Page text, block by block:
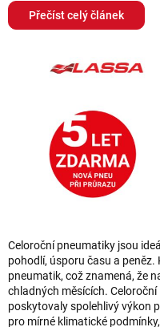
Přečíst celý článek
Celoroční pneumatiky jsou
pohodlí, úsporu času a
pneumatik, což znamená, že
chladných měsících.
poskytovaly spolehlivý výkon
pro mírné klimatické